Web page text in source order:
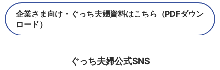
企業さま向け・ぐっち夫婦資料はこちら（PDFダウン
ロード）
ぐっち夫婦公式SNS